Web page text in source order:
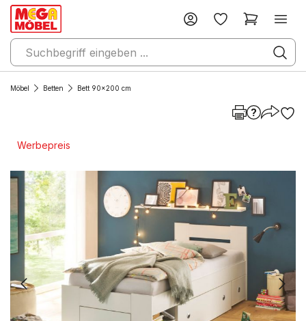
Möbel Betten Bett 90x200 cm
Werbepreis